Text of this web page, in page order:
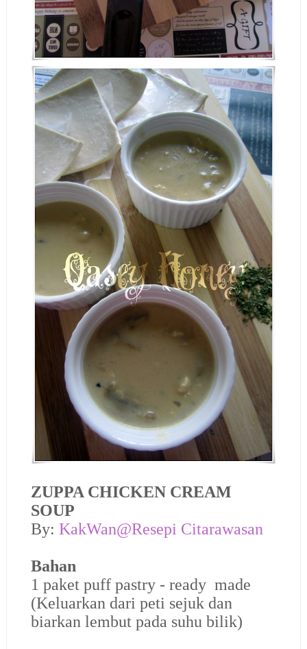
ZUPPA CHICKEN CREAM
SOUP
By: KakWan@Resepi Citarawasan
Bahan
1 paket puff pastry - ready made
(Keluarkan dari peti sejuk dan
biarkan lembut pada suhu bilik)